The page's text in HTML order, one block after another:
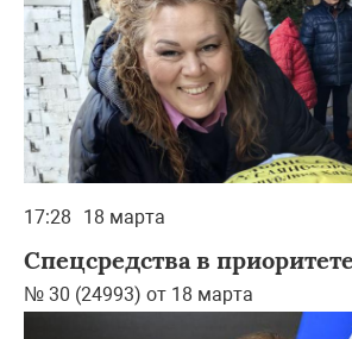
17:28 18 марта
Спецсредства в приоритете
№ 30 (24993) от 18 марта